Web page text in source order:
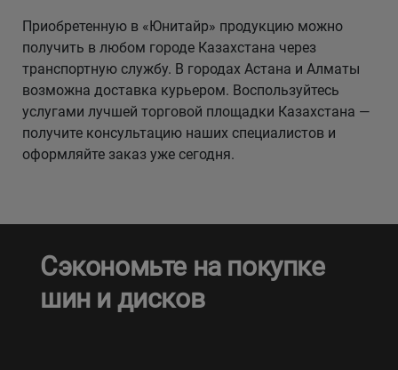
Приобретенную в «Юнитайр» продукцию можно
получить в любом городе Казахстана через
транспортную службу. В городах Астана и Алматы
возможна доставка курьером. Воспользуйтесь
услугами лучшей торговой площадки Казахстана —
получите консультацию наших специалистов и
оформляйте заказ уже сегодня.
Сэкономьте на покупке
шин и дисков